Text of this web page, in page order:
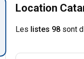
Location
Les listes 98 sont